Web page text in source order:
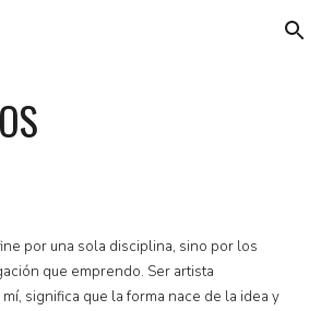
Skip to navigation
por una sola disciplina, sino por los
que emprendo. Ser artista
significa que la forma nace de la idea y